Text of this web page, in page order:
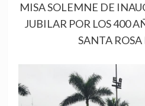
MISA SOLEMNE DE
JUBILAR POR LOS 400
SANTA